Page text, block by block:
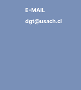
E-MAIL
dgt@usach.cl